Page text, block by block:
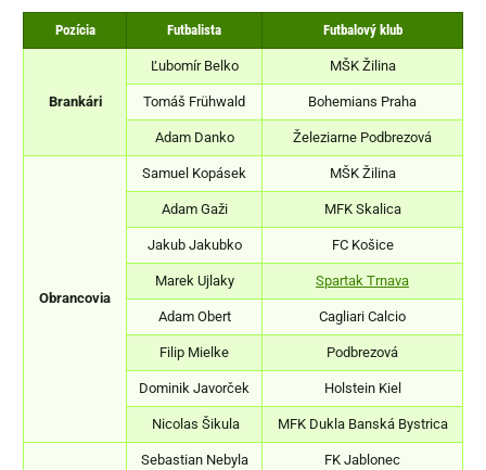
Pozícia Futbalista Futbalový klub
Brankári
Ľubomír Belko MŠK Žilina
Tomáš Frühwald Bohemians Praha
Adam Danko Železiarne Podbrezová
Obrancovia
Samuel Kopásek MŠK Žilina
Adam Gaži MFK Skalica
Jakub Jakubko FC Košice
Marek Ujlaky Spartak Trnava
Adam Obert Cagliari Calcio
Filip Mielke Podbrezová
Dominik Javorček Holstein Kiel
Nicolas Šikula MFK Dukla Banská Bystrica
Sebastian Nebyla FK Jablonec